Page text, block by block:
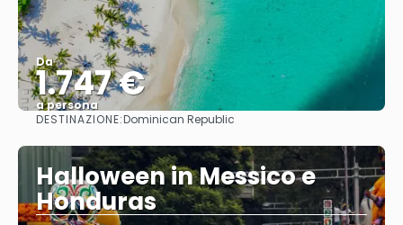
Da
1.747 €
a persona
Vedere
DESTINAZIONE:Dominican Republic
Halloween in Messico e
Honduras